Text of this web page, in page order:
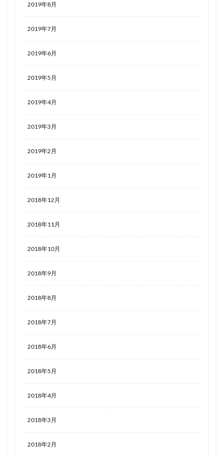
2019年8月
2019年7月
2019年6月
2019年5月
2019年4月
2019年3月
2019年2月
2019年1月
2018年12月
2018年11月
2018年10月
2018年9月
2018年8月
2018年7月
2018年6月
2018年5月
2018年4月
2018年3月
2018年2月